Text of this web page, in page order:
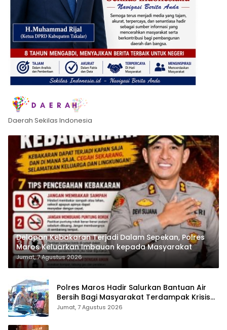
Daerah Sekilas Indonesia
Delapan Kebakaran Terjadi Dalam Sepekan, Polres
Maros Keluarkan Imbauan kepada Masyarakat
Jumat, 7 Agustus 2026
Polres Maros Hadir Salurkan Bantuan Air
Bersih Bagi Masyarakat Terdampak Krisis
Air Bersih Di Maros
Jumat, 7 Agustus 2026